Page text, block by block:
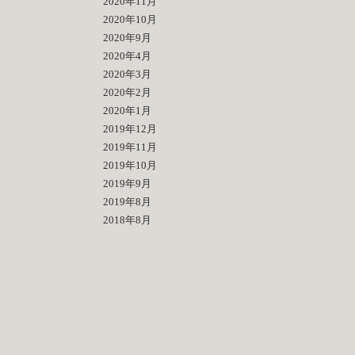
2020年10月
2020年9月
2020年4月
2020年3月
2020年2月
2020年1月
2019年12月
2019年11月
2019年10月
2019年9月
2019年8月
2018年8月